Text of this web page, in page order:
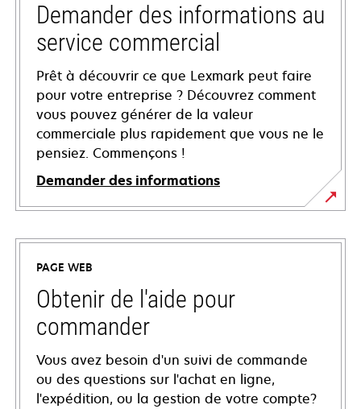
Demander des informations au
service commercial
Prêt à découvrir ce que Lexmark peut faire
pour votre entreprise ? Découvrez comment
vous pouvez générer de la valeur
commerciale plus rapidement que vous ne le
pensiez. Commençons !
Demander des informations
PAGE WEB
Obtenir de l'aide pour
commander
Vous avez besoin d'un suivi de commande
ou des questions sur l'achat en ligne,
l'expédition, ou la gestion de votre compte?